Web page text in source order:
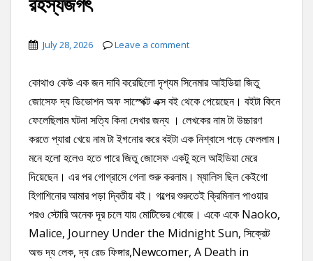
July 28, 2026 Leave a comment
কোথাও কেউ এক জন দাবি করেছিলো দৃশ্যম সিনেমার আইডিয়া জিতু
জোসেফ দ্য ডিভোশন অফ সাস্পেক্ট এক্স বই থেকে পেয়েছেন। বইটা কিনে
ফেলেছিলাম ঘটনা সত্যি কিনা দেখার জন্য । লেখকের নাম টা উচ্চারণ
করতে প্যারা খেয়ে নাম টা ইগনোর করে বইটা এক নিশ্বাসে পড়ে ফেললাম।
মনে হলো হলেও হতে পারে জিতু জোসেফ একটু হলে আইডিয়া মেরে
দিয়েছেন। এর পর গোগ্রাসে গেলা শুরু করলাম। ম্যালিস ছিল কেইগো
হিগাশিনোর আমার পড়া দ্বিতীয় বই। গল্পের শুরুতেই ক্রিমিনাল পাওয়ার
পরও স্টোরি অনেক দূর চলে যায় মোটিভের খোজে। একে একে Naoko,
Malice, Journey Under the Midnight Sun, সিক্রেট
অভ দ্য লেক, দ্য রেড ফিঙ্গার,Newcomer, A Death in